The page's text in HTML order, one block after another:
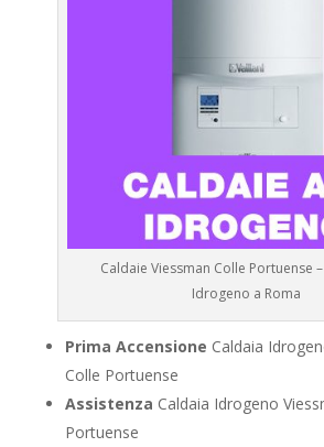
Caldaie Viessman Colle Portuense
Idrogeno a Roma
Prima Accensione Caldaia
Colle Portuense
Assistenza Caldaia Idrogeno
Portuense